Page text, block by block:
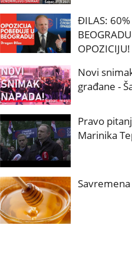
ĐILAS:
OPOZICIJU!
Novi
građane -
Pravo
Marinika